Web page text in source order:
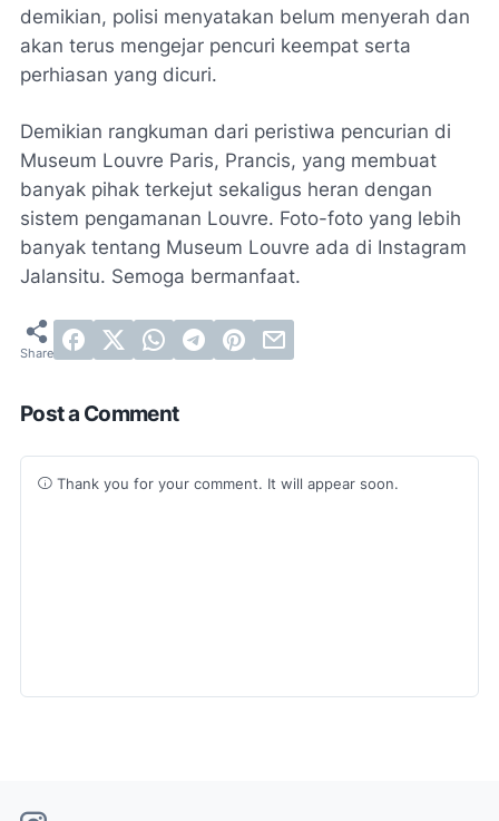
demikian, polisi menyatakan belum menyerah dan
akan terus mengejar pencuri keempat serta
perhiasan yang dicuri.
Demikian rangkuman dari peristiwa pencurian di
Museum Louvre Paris, Prancis, yang membuat
banyak pihak terkejut sekaligus heran dengan
sistem pengamanan Louvre. Foto-foto yang lebih
banyak tentang Museum Louvre ada di Instagram
Jalansitu. Semoga bermanfaat.
Post a Comment
Thank you for your comment. It will appear soon.